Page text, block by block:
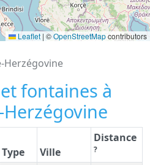
Leaflet | ©OpenStreetMapcontributors
Herzégovine
fontaines à
Type Ville
Distance
?